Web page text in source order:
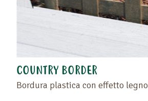
COUNTRY BORDER
Bordura plastica con effetto legno